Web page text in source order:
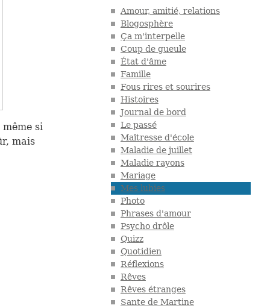
si
mais
Amour, amitié, relations
Blogosphère
Ça m'interpelle
Coup de gueule
État d'âme
Famille
Fous rires et sourires
Histoires
Journal de bord
Le passé
Maîtresse d'école
Maladie de juillet
Maladie rayons
Mariage
Mes lubies
Photo
Phrases d'amour
Psycho drôle
Quizz
Quotidien
Réflexions
Rêves
Rêves étranges
Sante de Martine